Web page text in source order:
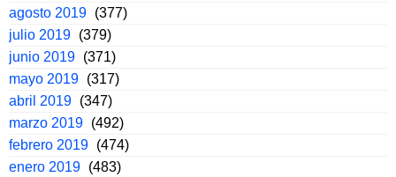
agosto 2019 (377)
julio 2019 (379)
junio 2019 (371)
mayo 2019 (317)
abril 2019 (347)
marzo 2019 (492)
febrero 2019 (474)
enero 2019 (483)